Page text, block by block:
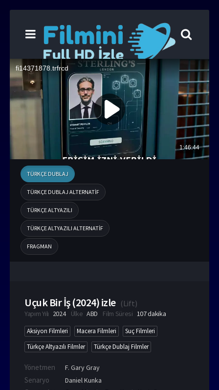
TÜRKÇE DUBLAJ
TÜRKÇE DUBLAJ ALTERNATIF
TÜRKÇE ALTYAZILI
TÜRKÇE ALTYAZILI ALTERNATIF
FRAGMAN
Uçuk Bir İş (2024) izle (Lift)
Yapım Yılı 2024 Ülke ABD Film Süresi 107 dakika
Aksiyon Filmleri Macera Filmleri
Suç Filmleri
Türkçe Altyazılı Filmler
Türkçe Dublaj Filmler
Yönetmen F. Gary Gray
Senaryo Daniel Kunka